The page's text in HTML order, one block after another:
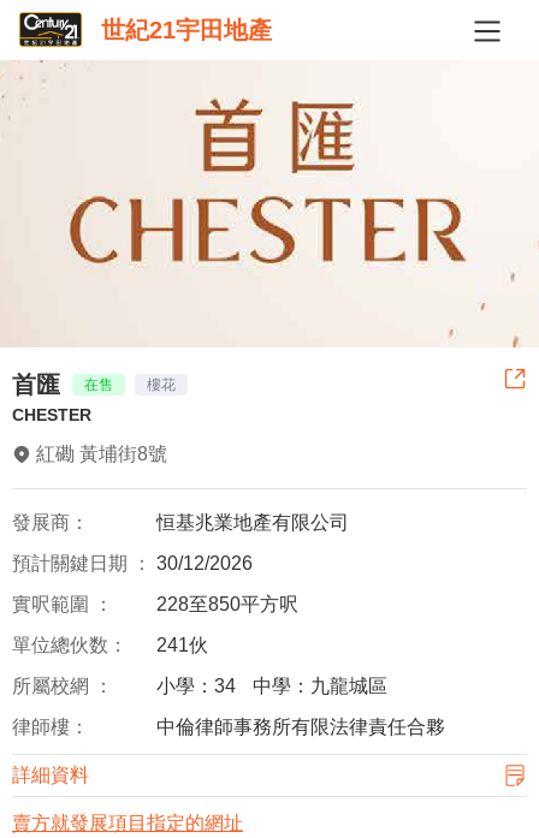
世紀21宇田地產
首匯 在售 樓花
CHESTER
紅磡 黃埔街8號
預計關鍵日期 ： 30/12/2026
單位總伙数： 241伙
實呎範圍 ： 228至850平方呎
律師樓： 中倫律師事務所有限法律責任合夥
所屬校網 ： 小學：34 中學：九龍城區
發展商： 恒基兆業地產有限公司
詳細資料
賣方就發展項目指定的網址